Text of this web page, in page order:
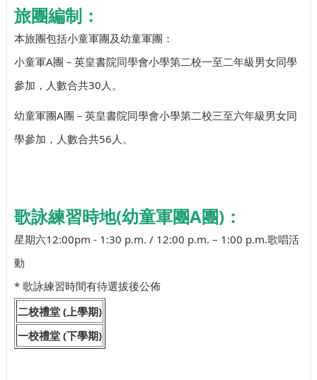
旅團編制：
本旅團包括小童軍團及幼童軍團：
小童軍A團－英皇書院同學會小學第二校一至二年級男女同學
參加，人數合共30人。
幼童軍團A團－英皇書院同學會小學第二校三至六年級男女同
學參加，人數合共56人。
歌詠練習時地(幼童軍團A團)：
星期六12:00pm - 1:30 p.m. / 12:00 p.m. – 1:00 p.m.歌唱活
動
* 歌詠練習時間有待選拔後公佈
二校禮堂 (上學期)
一校禮堂 (下學期)